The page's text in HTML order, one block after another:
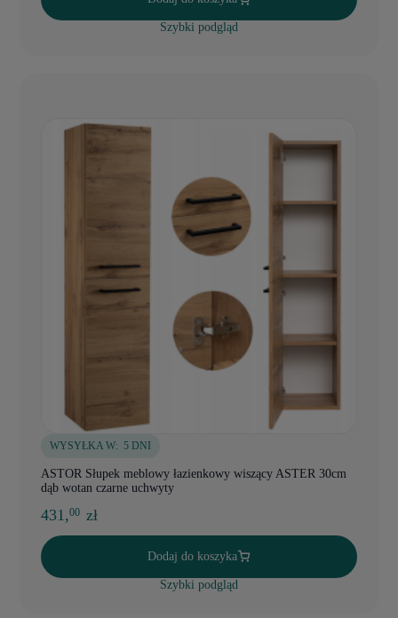
Szybki podgląd
WYSYŁKA W: 5 DNI
ASTOR Słupek meblowy łazienkowy wiszący ASTER 30cm
dąb wotan czarne uchwyty
431,00 zł
Dodaj do koszyka
Szybki podgląd